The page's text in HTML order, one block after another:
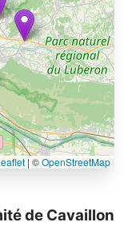
|©OpenStreetMap
de Cavaillon